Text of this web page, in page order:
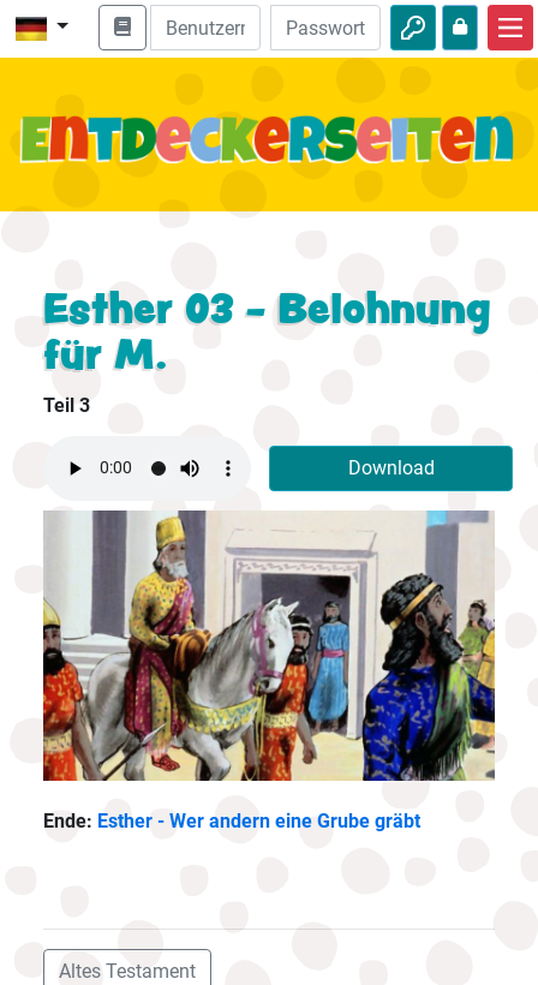
Bibel entdecken
Natur
Esther 03 - Belohnung
für M.
Teil 3
Download
Ende: Esther - Wer andern eine Grube gräbt
Altes Testament